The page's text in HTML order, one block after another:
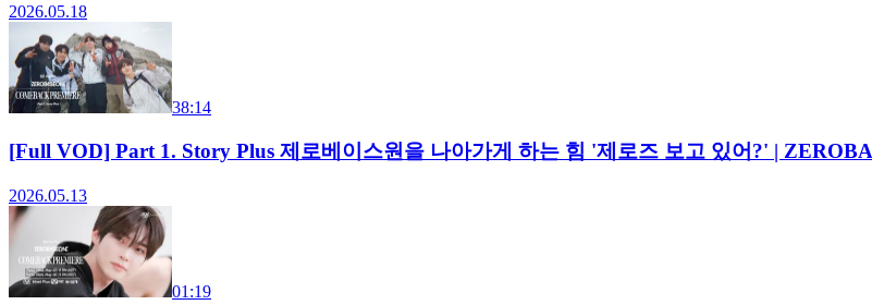
2026.05.18
38:14
[Full VOD] Part 1. Story Plus 제로베이스원을 나아가게 하는 힘 '제로즈 보고 있어?' |
2026.05.13
01:19